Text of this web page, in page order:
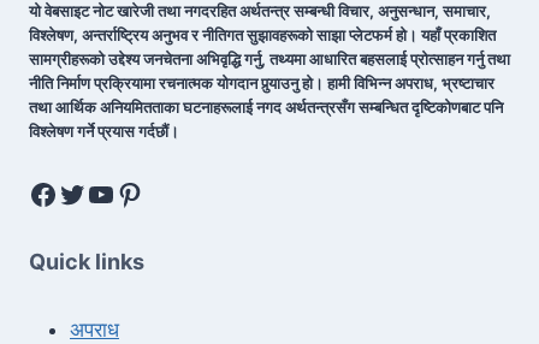
यो वेबसाइट नोट खारेजी तथा नगदरहित अर्थतन्त्र सम्बन्धी विचार, अनुसन्धान, समाचार,
विश्लेषण, अन्तर्राष्ट्रिय अनुभव र नीतिगत सुझावहरूको साझा प्लेटफर्म हो। यहाँ प्रकाशित
सामग्रीहरूको उद्देश्य जनचेतना अभिवृद्धि गर्नु, तथ्यमा आधारित बहसलाई प्रोत्साहन गर्नु तथा
नीति निर्माण प्रक्रियामा रचनात्मक योगदान पुर्‍याउनु हो। हामी विभिन्न अपराध, भ्रष्टाचार
तथा आर्थिक अनियमितताका घटनाहरूलाई नगद अर्थतन्त्रसँग सम्बन्धित दृष्टिकोणबाट पनि
विश्लेषण गर्ने प्रयास गर्दछौं।
Quick links
अपराध